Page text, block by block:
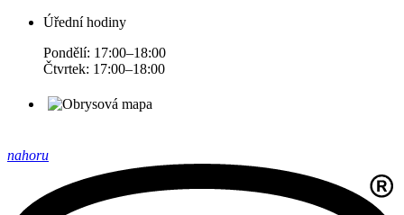
Úřední hodiny
Pondělí: 17:00–18:00
Čtvrtek: 17:00–18:00
nahoru